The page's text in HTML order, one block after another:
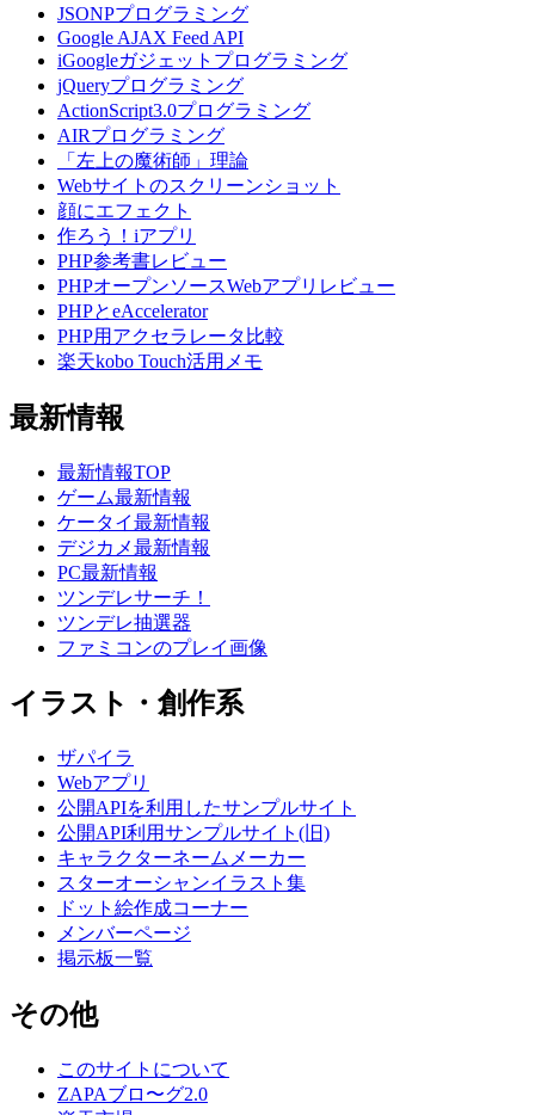
JSONPプログラミング
Google AJAX Feed API
iGoogleガジェットプログラミング
jQueryプログラミング
ActionScript3.0プログラミング
AIRプログラミング
「左上の魔術師」理論
Webサイトのスクリーンショット
顔にエフェクト
作ろう！iアプリ
PHP参考書レビュー
PHPオープンソースWebアプリレビュー
PHPとeAccelerator
PHP用アクセラレータ比較
楽天kobo Touch活用メモ
最新情報
最新情報TOP
ゲーム最新情報
ケータイ最新情報
デジカメ最新情報
PC最新情報
ツンデレサーチ！
ツンデレ抽選器
ファミコンのプレイ画像
イラスト・創作系
ザパイラ
Webアプリ
公開APIを利用したサンプルサイト
公開API利用サンプルサイト(旧)
キャラクターネームメーカー
スターオーシャンイラスト集
ドット絵作成コーナー
メンバーページ
掲示板一覧
その他
このサイトについて
ZAPAブロ〜グ2.0